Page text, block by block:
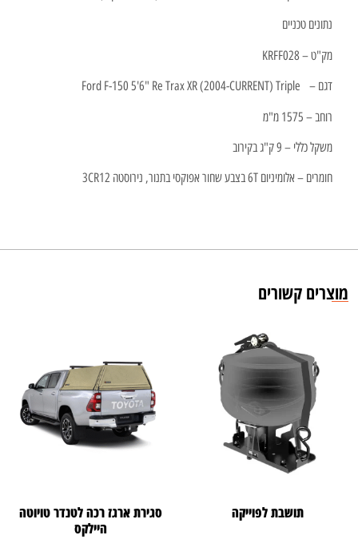
נתונים טכניים
מק"ט – KRFF028
דגם – Ford F-150 5'6" Re Trax XR (2004-CURRENT) Triple
רוחב – 1575 מ"מ
משקל כללי – 9 ק"ג בקירוב
חומרים – אלומיניום 6T בצבע שחור אפוקסי בתנור, נירוסטה 3CR12
מוצרים קשורים
תושבת לפוייקה
סגירת ארגז רכה לטנדר טויוטה
היילקס